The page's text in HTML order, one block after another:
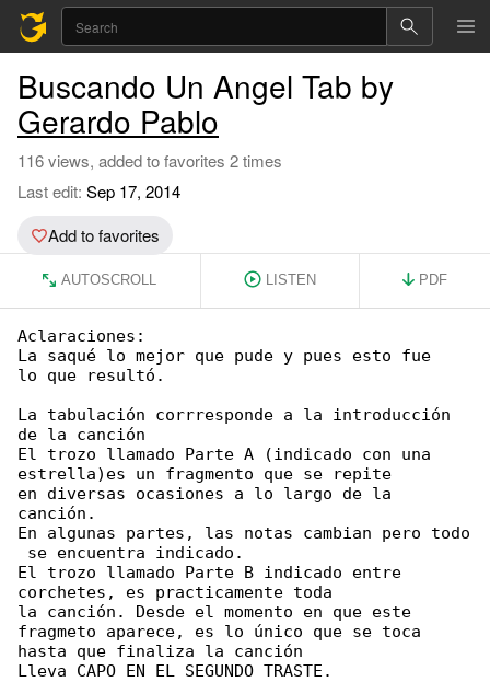
Buscando Un Angel Tab by
Gerardo Pablo
116 views, added to favorites 2 times
Last edit: Sep 17, 2014
Add to favorites
AUTOSCROLL LISTEN PDF
Aclaraciones:
La saqué lo mejor que pude y pues esto fue
lo que resultó.
La tabulación corrresponde a la introducción
de la canción
El trozo llamado Parte A (indicado con una
estrella)es un fragmento que se repite
en diversas ocasiones a lo largo de la
canción.
En algunas partes, las notas cambian pero todo
se encuentra indicado.
El trozo llamado Parte B indicado entre
corchetes, es practicamente toda
la canción. Desde el momento en que este
fragmeto aparece, es lo único que se toca
hasta que finaliza la canción
Lleva CAPO EN EL SEGUNDO TRASTE.